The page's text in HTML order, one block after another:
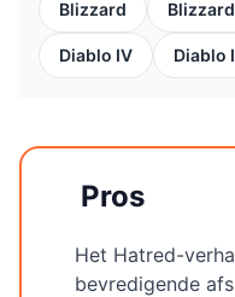
Blizzard
Diablo IV Diablo
Pros
Het Hatred-
bevredigende